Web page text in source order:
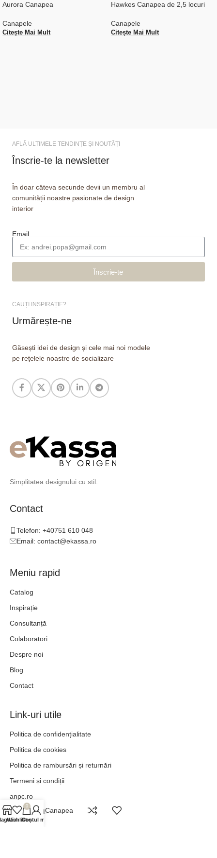
Aurora Canapea
Canapele
Citește Mai Mult
Hawkes Canapea de 2,5 locuri
Canapele
Citește Mai Mult
AFLĂ ULTIMELE TENDINȚE ȘI NOUTĂȚI
Înscrie-te la newsletter
În doar câteva secunde devii un membru al
comunității noastre pasionate de design
interior
Email
Înscrie-te
CAUȚI INSPIRAȚIE?
Urmărește-ne
Găsești idei de design și cele mai noi modele
pe rețelele noastre de socializare
Simplitatea designului cu stil.
Contact
Telefon: +40751 610 048
Email: contact@ekassa.ro
Meniu rapid
Catalog
Inspirație
Consultanță
Colaboratori
Despre noi
Blog
Contact
Link-uri utile
Politica de confidențialitate
Politica de cookies
Politica de rambursări și returnări
Termeni și condiții
anpc.ro
ANPC - SALDali Canapea
Wishlist
0
Coș
Contul meu